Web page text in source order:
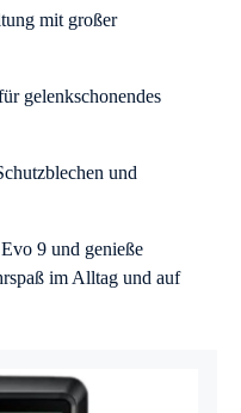
mit großer
gelenkschonendes
und
9 und genieße
im Alltag und auf